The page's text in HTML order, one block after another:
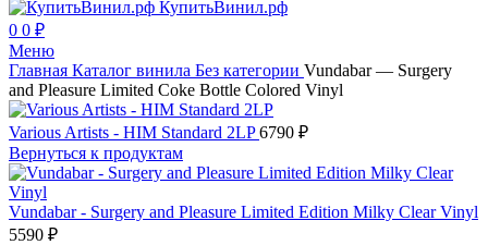
0 0 ₽
Меню
Главная Каталог винила Без категории Vundabar — Surgery
and Pleasure Limited Coke Bottle Colored Vinyl
Various Artists - HIM Standard 2LP6790 ₽
Вернуться к продуктам
Vundabar - Surgery and Pleasure Limited Edition Milky Clear Vinyl
5590 ₽